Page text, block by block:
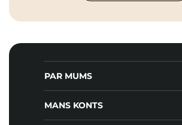
PAR MUMS
MANS KONTS